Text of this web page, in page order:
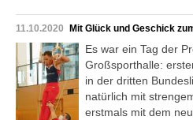
11.10.2020 Mit Glück und Geschick
Es war ein Tag der
Großsporthalle:
in der dritten
natürlich mit
erstmals mit dem